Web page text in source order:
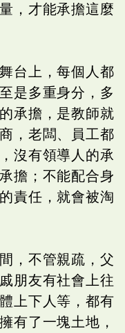
，才能承擔這麼
台上，每個人都
是多重身分，多
承擔，是教師就
，老闆、員工都
沒有領導人的承
擔；不能配合身
責任，就會被淘
，不管親疏，父
朋友有社會上往
上下人等，都有
有了一塊土地，